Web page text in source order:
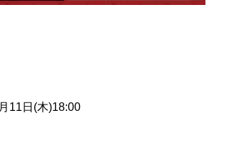
11日(木)18:00